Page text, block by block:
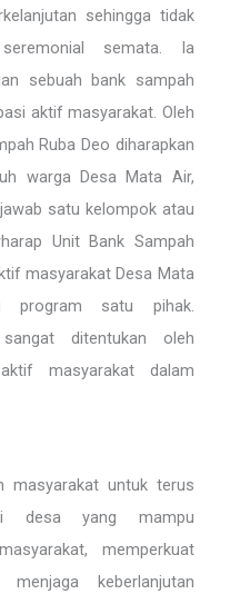
sehingga tidak
semata. Ia
sebuah bank sampah
aktif masyarakat. Oleh
Ruba Deo diharapkan
warga Desa Mata Air,
satu kelompok atau
Unit Bank Sampah
masyarakat Desa Mata
program satu pihak.
ditentukan oleh
masyarakat dalam
masyarakat untuk terus
desa yang mampu
memperkuat
keberlanjutan